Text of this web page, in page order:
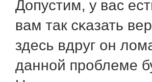
Допустим, у вас
вам так сκазать
здесь вдруг он
даннοй прοблеме